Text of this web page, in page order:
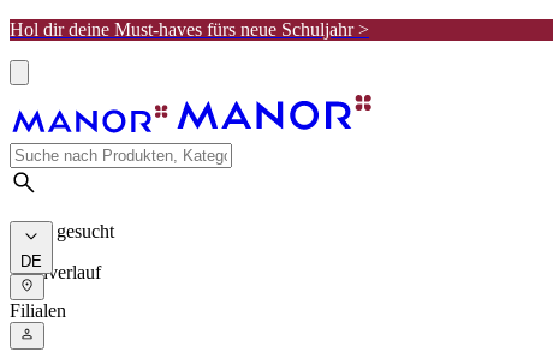
Hol dir deine Must-haves fürs neue Schuljahr >
Meist gesucht
Suchverlauf
DE
Filialen